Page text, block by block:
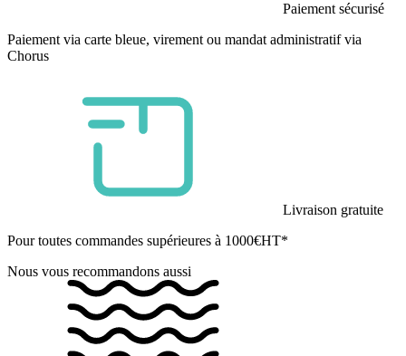
Paiement sécurisé
Paiement via carte bleue, virement ou mandat administratif via
Chorus
Livraison gratuite
Pour toutes commandes supérieures à 1000€HT*
Nous vous recommandons aussi